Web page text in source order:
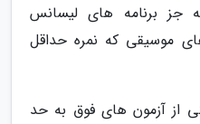
جز برنامه های لیسانس
موسیقی که نمره حداقل
از آزمون های فوق به حد